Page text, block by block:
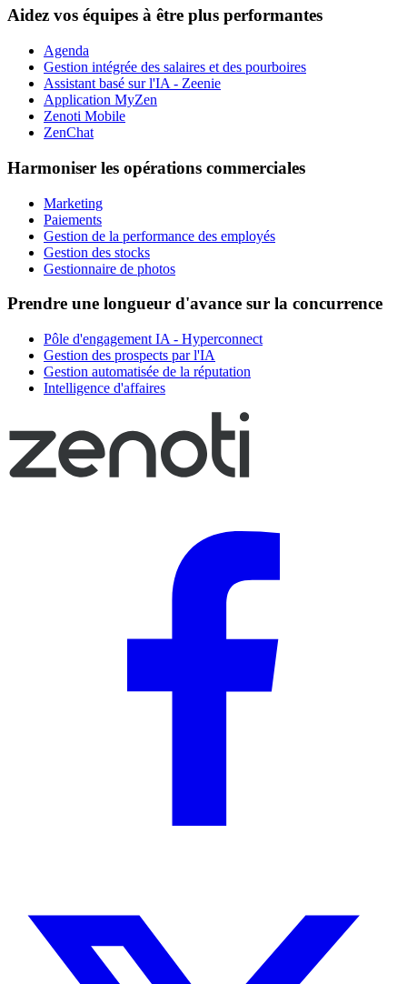
Aidez vos équipes à être plus performantes
Agenda
Gestion intégrée des salaires et des pourboires
Assistant basé sur l'IA - Zeenie
Application MyZen
Zenoti Mobile
ZenChat
Harmoniser les opérations commerciales
Marketing
Paiements
Gestion de la performance des employés
Gestion des stocks
Gestionnaire de photos
Prendre une longueur d'avance sur la concurrence
Pôle d'engagement IA - Hyperconnect
Gestion des prospects par l'IA
Gestion automatisée de la réputation
Intelligence d'affaires